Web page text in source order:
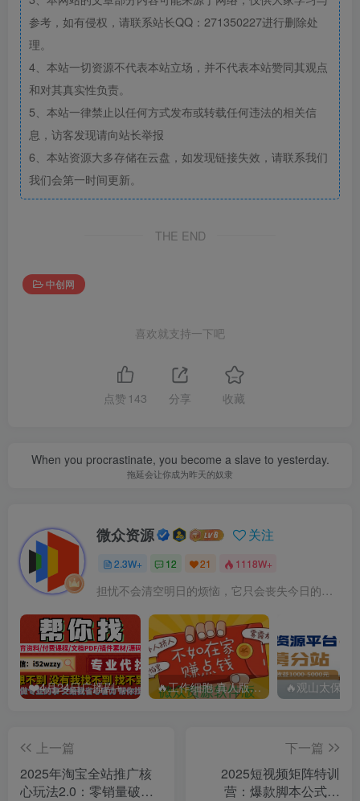
参考，如有侵权，请联系站长QQ：271350227进行删除处
理。
4、本站一切资源不代表本站立场，并不代表本站赞同其观点
和对其真实性负责。
5、本站一律禁止以任何方式发布或转载任何违法的相关信
息，访客发现请向站长举报
6、本站资源大多存储在云盘，如发现链接失效，请联系我们
我们会第一时间更新。
THE END
中创网
喜欢就支持一下吧
点赞 143 分享 收藏
When you procrastinate, you become a slave to yesterday.
拖延会让你成为昨天的奴隶
微众资源 关注
2.3W+ 12 21 1118W+
担忧不会清空明日的烦恼，它只会丧失今日的勇气
❤️4月24日广播剧+有S剧单期合集 百度： 🔥工作细胞 真人版（2025）【日本/剧情/奇幻】 百度：
上一篇
2025年淘宝全站推广核
心玩法2.0：零销量破
下一篇
2025短视频矩阵特训
营：爆款脚本公式，